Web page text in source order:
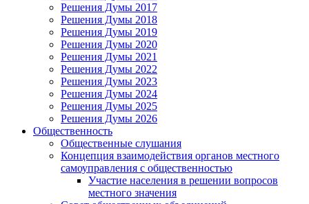
Решения Думы 2017
Решения Думы 2018
Решения Думы 2019
Решения Думы 2020
Решения Думы 2021
Решения Думы 2022
Решения Думы 2023
Решения Думы 2024
Решения Думы 2025
Решения Думы 2026
Общественность
Общественные слушания
Концепция взаимодействия органов местного
самоуправления с общественностью
Участие населения в решении вопросов
местного значения